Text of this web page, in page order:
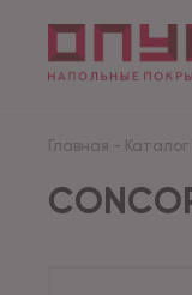
Главная - Каталог